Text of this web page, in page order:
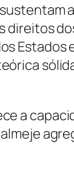
direitos
a